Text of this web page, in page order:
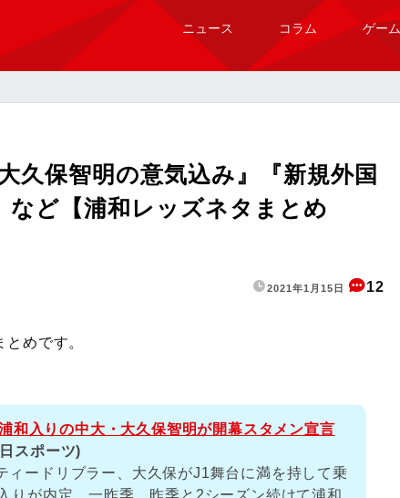
ニュース コラム ゲーム
久保智明の意気込み』『新規外国
など【浦和レッズネタまとめ
2021年1月15日 12
めです。
和入りの中大・大久保智明が開幕スタメン宣言
スポーツ)
ィードリブラー、大久保がJ1舞台に満を持して乗
りが内定。一昨季、昨季と2シーズン続けて浦和